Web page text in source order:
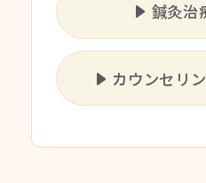
鍼灸治
カウンセリ